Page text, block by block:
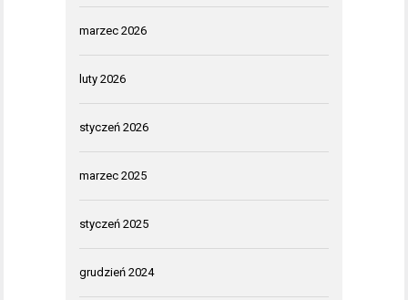
marzec 2026
luty 2026
styczeń 2026
marzec 2025
styczeń 2025
grudzień 2024